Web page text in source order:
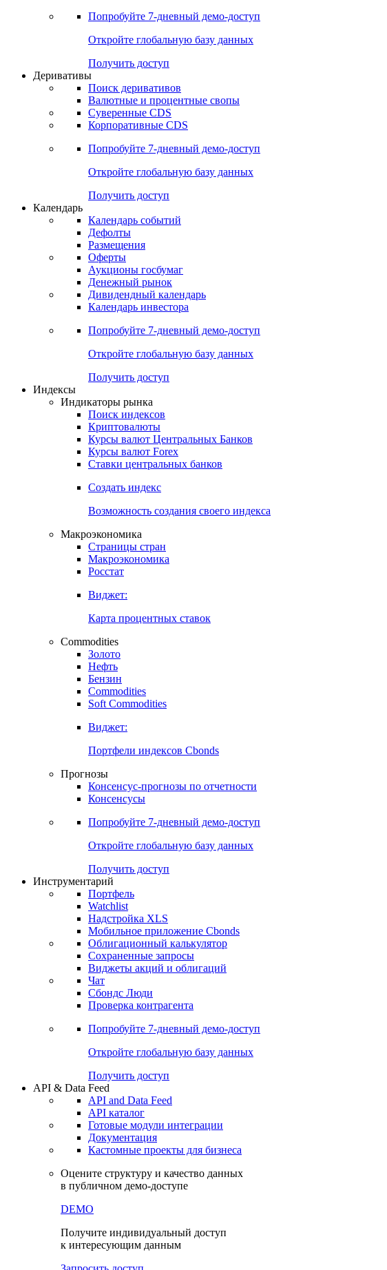
Попробуйте 7-дневный демо-доступ
Откройте глобальную базу данных
Получить доступ
Деривативы
Поиск деривативов
Валютные и процентные свопы
Суверенные CDS
Корпоративные CDS
Попробуйте 7-дневный демо-доступ
Откройте глобальную базу данных
Получить доступ
Календарь
Календарь событий
Дефолты
Размещения
Оферты
Аукционы госбумаг
Денежный рынок
Дивидендный календарь
Календарь инвестора
Попробуйте 7-дневный демо-доступ
Откройте глобальную базу данных
Получить доступ
Индексы
Индикаторы рынка
Поиск индексов
Криптовалюты
Курсы валют Центральных Банков
Курсы валют Forex
Ставки центральных банков
Создать индекс
Возможность создания своего индекса
Макроэкономика
Страницы стран
Макроэкономика
Росстат
Виджет:
Карта процентных ставок
Commodities
Золото
Нефть
Бензин
Commodities
Soft Commodities
Виджет:
Портфели индексов Cbonds
Прогнозы
Консенсус-прогнозы по отчетности
Консенсусы
Попробуйте 7-дневный демо-доступ
Откройте глобальную базу данных
Получить доступ
Инструментарий
Портфель
Watchlist
Надстройка XLS
Мобильное приложение Cbonds
Облигационный калькулятор
Сохраненные запросы
Виджеты акций и облигаций
Чат
Сбондс Люди
Проверка контрагента
Попробуйте 7-дневный демо-доступ
Откройте глобальную базу данных
Получить доступ
API & Data Feed
API and Data Feed
API каталог
Готовые модули интеграции
Документация
Кастомные проекты для бизнеса
Оцените структуру и качество данных
в публичном демо-доступе
DEMO
Получите индивидуальный доступ
к интересующим данным